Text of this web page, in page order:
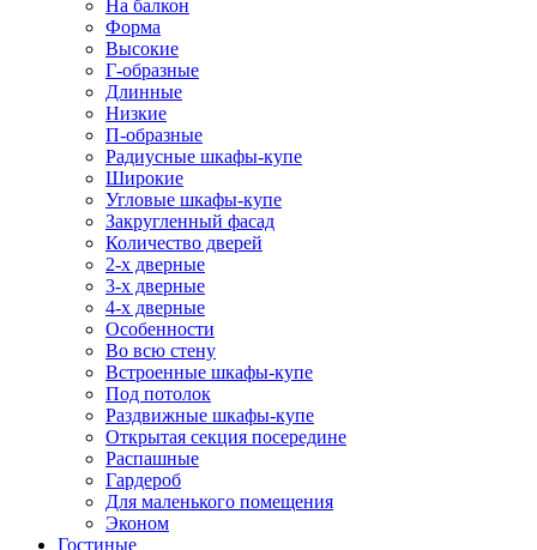
На балкон
Форма
Высокие
Г-образные
Длинные
Низкие
П-образные
Радиусные шкафы-купе
Широкие
Угловые шкафы-купе
Закругленный фасад
Количество дверей
2-х дверные
3-х дверные
4-х дверные
Особенности
Во всю стену
Встроенные шкафы-купе
Под потолок
Раздвижные шкафы-купе
Открытая секция посередине
Распашные
Гардероб
Для маленького помещения
Эконом
Гостиные